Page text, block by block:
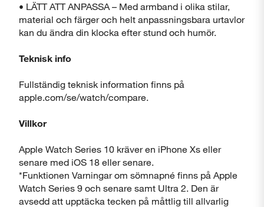
• LÄTT ATT ANPASSA – Med armband i olika stilar,
material och färger och helt anpassningsbara urtavlor
kan du ändra din klocka efter stund och humör.
Teknisk info
Fullständig teknisk information finns på
apple.com/se/watch/compare.
Villkor
Apple Watch Series 10 kräver en iPhone Xs eller
senare med iOS 18 eller senare.
*Funktionen Varningar om sömnapné finns på Apple
Watch Series 9 och senare samt Ultra 2. Den är
avsedd att upptäcka tecken på måttlig till allvarlig